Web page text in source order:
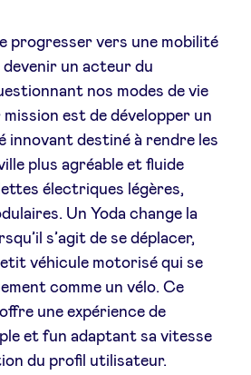
progresser vers une mobilité
un acteur du
nos modes de vie
est de développer un
innovant destiné à rendre les
plus agréable et fluide
électriques légères,
Un Yoda change la
s’agit de se déplacer,
véhicule motorisé qui se
comme un vélo. Ce
une expérience de
et fun adaptant sa vitesse
du profil utilisateur.